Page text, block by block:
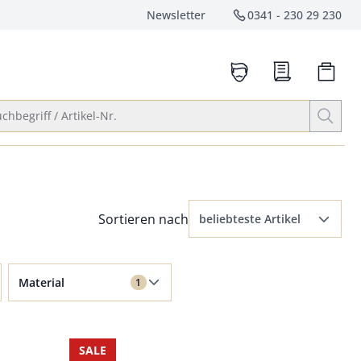
Newsletter Service-
0341 - 230 29 230
anrufen
/ Artikel-Nr.
Menü Sortierung: beliebteste Artikel
Sortieren nach beliebteste Artikel
Filter für Material Baumwolle angewendet
Material 1
SALE